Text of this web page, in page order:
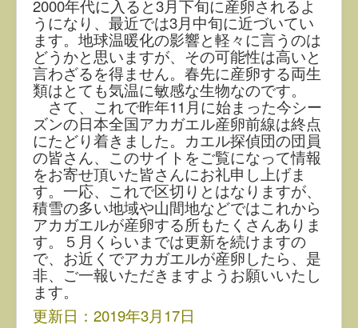
2000年代に入ると3月下旬に産卵されるよ
うになり、最近では3月中旬に近づいてい
ます。地球温暖化の影響と軽々に言うのは
どうかと思いますが、その可能性は高いと
言わざるを得ません。春先に産卵する両生
類はとても気温に敏感な生物なのです。
さて、これで昨年11月に始まった今シー
ズンの日本全国アカガエル産卵前線は終点
にたどり着きました。カエル探偵団の団員
の皆さん、このサイトをご覧になって情報
をお寄せ頂いた皆さんにお礼申し上げま
す。一応、これで区切りとはなりますが、
積雪の多い地域や山間地などではこれから
アカガエルが産卵する所もたくさんありま
す。５月くらいまでは更新を続けますの
で、お近くでアカガエルが産卵したら、是
非、ご一報いただきますようお願いいたし
ます。
更新日：2019年3月17日